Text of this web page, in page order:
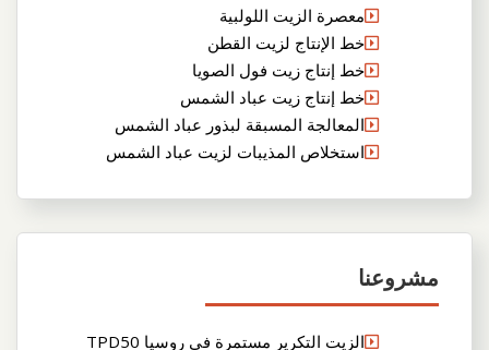
معصرة الزيت اللولبية
خط الإنتاج لزيت القطن
خط إنتاج زيت فول الصويا
خط إنتاج زيت عباد الشمس
المعالجة المسبقة لبذور عباد الشمس
استخلاص المذيبات لزيت عباد الشمس
مشروعنا
الزيت التكرير مستمرة في روسيا TPD50